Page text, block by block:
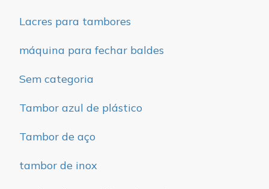
Lacres para tambores
máquina para fechar baldes
Sem categoria
Tambor azul de plástico
Tambor de aço
tambor de inox